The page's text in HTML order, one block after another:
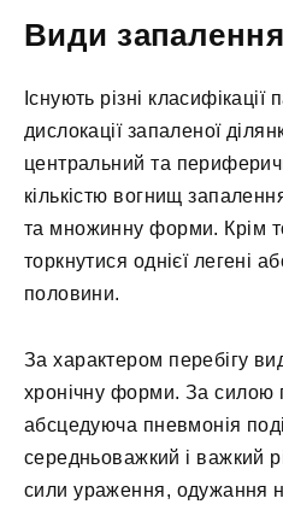
Види запалення
Існують різні класифікації
дислокації запаленої
центральний та
кількістю вогнищ
та множинну форми. Крім
торкнутися однієї легені
половини.
За характером перебігу
хронічну форми. За силою
абсцедуюча пневмонія
середньоважкий і важкий
сили ураження, одужання